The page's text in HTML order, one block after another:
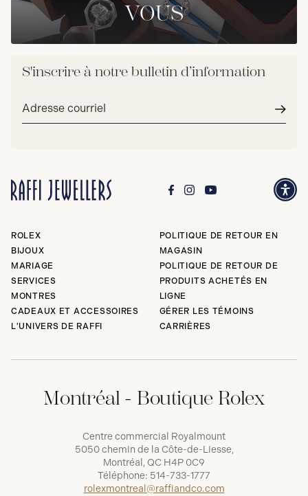
VOUS
S'inscrire à notre bulletin d’information
Adresse
ROLEX
BIJOUX
MARIAGE
SERVICES
MONTRES
CADEAUX ET ACCESSOIRES
L'UNIVERS DE RAFFI
POLITIQUE DE RETOUR EN
MAGASIN
POLITIQUE DE RETOUR DE
PRODUITS ACHETÉS EN
LIGNE
GÉRER LES TÉMOINS
CARRIÈRES
Montréal - Boutique Rolex
Centre commercial Royalmount
5050 chemin de la Côte-de-Liesse,
Montréal, QC H4P 0C9
Téléphone: 514-733-1777
rolexmontreal@raffiandco.com